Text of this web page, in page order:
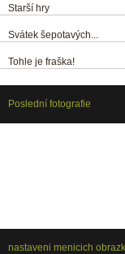
Starší hry
Svátek šepotavých...
Tohle je fraška!
Poslední fotografie
nastaveni menicich